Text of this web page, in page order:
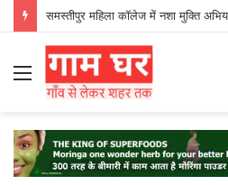
समस्तीपुर महिला कॉलेज में नशा मुक्ति
Menu